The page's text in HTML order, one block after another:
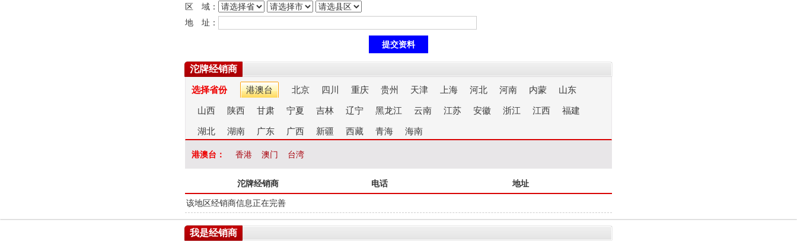
区 域：
地 址：
沱牌经销商
选择省份 港澳台 北京 四川 重庆 贵州 天津 上海 河北 河南 内蒙 山东
山西 陕西 甘肃 宁夏 吉林 辽宁 黑龙江 云南 江苏 安徽 浙江 江西 福建
湖北 湖南 广东 广西 新疆 西藏 青海 海南
港澳台： 香港 澳门 台湾
沱牌经销商 电话 地址
该地区经销商信息正在完善
我是经销商